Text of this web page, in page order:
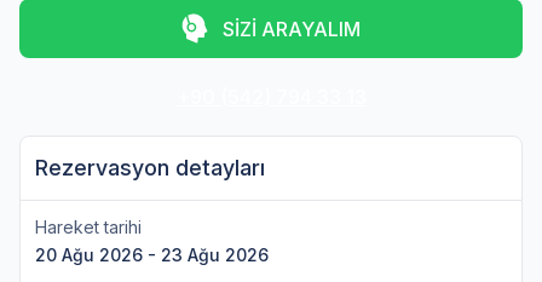
SİZİ ARAYALIM
Rezervasyon detayları
Hareket tarihi
20 Ağu 2026 - 23 Ağu 2026